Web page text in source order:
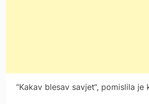
“Kakav blesav savjet“, pomislila je